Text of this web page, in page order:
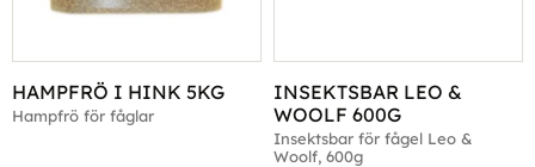
HAMPFRÖ I HINK 5KG
Hampfrö för fåglar
INSEKTSBAR LEO &
WOOLF 600G
Insektsbar för fågel Leo &
Woolf, 600g